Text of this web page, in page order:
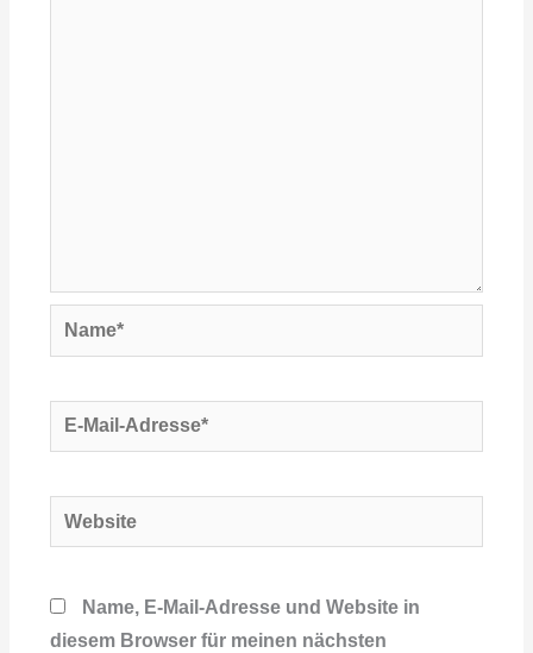
Name*
E-
Mail-
Website
Name, E-Mail-Adresse und Website in
diesem Browser für meinen nächsten